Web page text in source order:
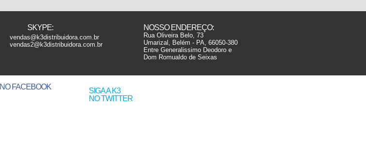
SKYPE:
vendas@k3distribuidora.com.br
vendas2@k3distribuidora.com.br
NOSSO ENDEREÇO:
Rua Oliveira Belo, 73
Umarizal, Belém - PA, 66050-380
Entre Generalissimo Deodoro e
Dom Romualdo de Seixas
SIGA A K3
NO TWITTER
NO FACEBOOK